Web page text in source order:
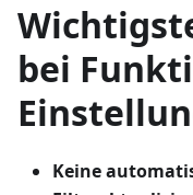
bei
Keine